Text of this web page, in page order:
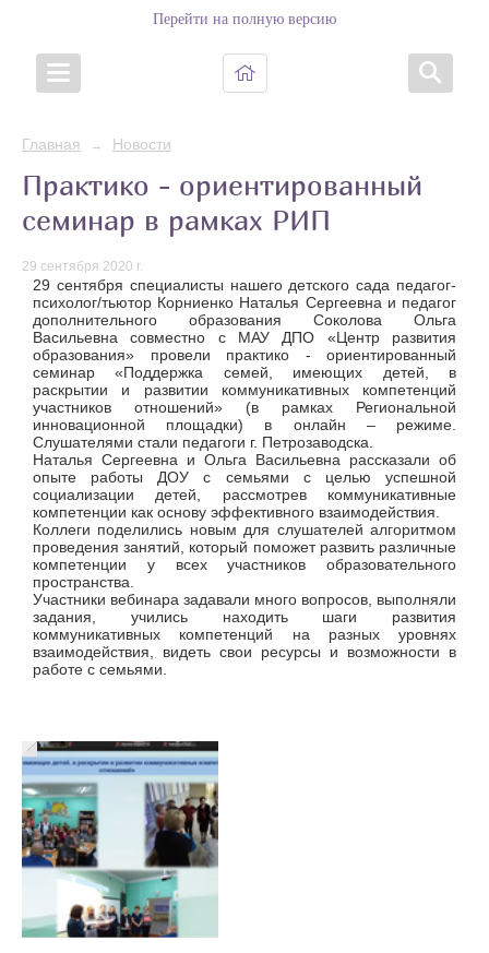
Перейти на полную версию
Главная → Новости
Практико - ориентированный
семинар в рамках РИП
29 сентября 2020 г.
29 сентября специалисты нашего детского сада педагог-
психолог/тьютор Корниенко Наталья Сергеевна и педагог
дополнительного образования Соколова Ольга
Васильевна совместно с МАУ ДПО «Центр развития
образования» провели практико - ориентированный
семинар «Поддержка семей, имеющих детей, в
раскрытии и развитии коммуникативных компетенций
участников отношений» (в рамках Региональной
инновационной площадки) в онлайн – режиме.
Слушателями стали педагоги г. Петрозаводска.
Наталья Сергеевна и Ольга Васильевна рассказали об
опыте работы ДОУ с семьями с целью успешной
социализации детей, рассмотрев коммуникативные
компетенции как основу эффективного взаимодействия.
Коллеги поделились новым для слушателей алгоритмом
проведения занятий, который поможет развить различные
компетенции у всех участников образовательного
пространства.
Участники вебинара задавали много вопросов, выполняли
задания, учились находить шаги развития
коммуникативных компетенций на разных уровнях
взаимодействия, видеть свои ресурсы и возможности в
работе с семьями.